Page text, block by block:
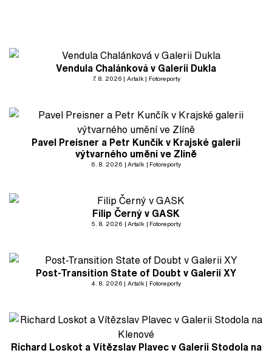
Vendula Chalánková v Galerii Dukla
7. 8. 2026 Artalk Fotoreporty
Pavel Preisner a Petr Kunčík v Krajské galerii
výtvarného umění ve Zlíně
6. 8. 2026 Artalk Fotoreporty
Filip Černý v GASK
5. 8. 2026 Artalk Fotoreporty
Post-Transition State of Doubt v Galerii XY
4. 8. 2026 Artalk Fotoreporty
Richard Loskot a Vítězslav Plavec v Galerii Stodola na